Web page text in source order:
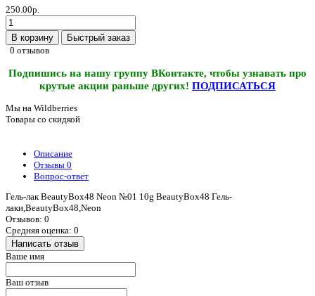
250.00р.
В корзину
Быстрый заказ
0 отзывов
Подпишись на нашу группу ВКонтакте, чтобы узнавать про
крутые акции раньше других! ПОДПИСАТЬСЯ
Мы на Wildberries
Товары со скидкой
Описание
Отзывы 0
Вопрос-ответ
Гель-лак BeautyBox48 Neon №01 10g BeautyBox48 Гель-
лаки,BeautyBox48,Neon
Отзывов: 0
Средняя оценка: 0
Написать отзыв
Ваше имя
Ваш отзыв